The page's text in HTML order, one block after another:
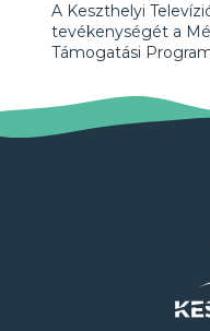
A Keszthelyi
tevékenységét a
Támogatási